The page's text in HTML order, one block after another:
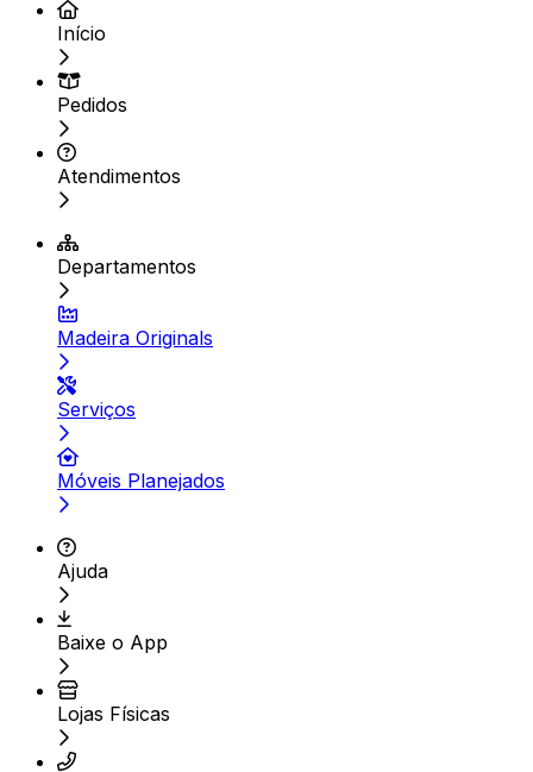
Início
Pedidos
Atendimentos
Departamentos
Madeira Originals
Serviços
Móveis Planejados
Ajuda
Baixe o App
Lojas Físicas